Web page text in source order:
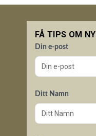
FÅ TIPS OM
Din e-post
Ditt Namn